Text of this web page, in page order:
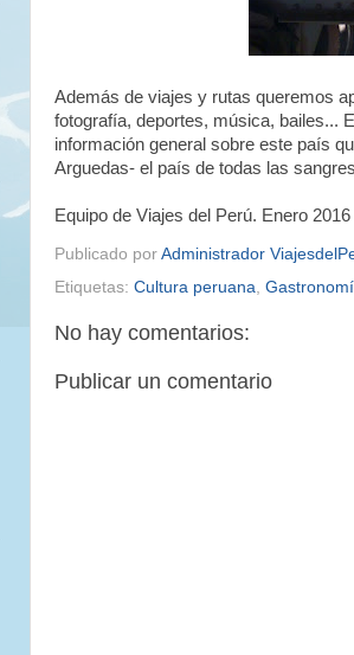
Además de viajes y rutas queremos
fotografía, deportes, música, bailes...
información general sobre este país
Arguedas- el país de todas las
Equipo de Viajes del Perú. Enero 2016
Publicado por Administrador
Etiquetas: Cultura peruana
No hay comentarios:
Publicar un comentario